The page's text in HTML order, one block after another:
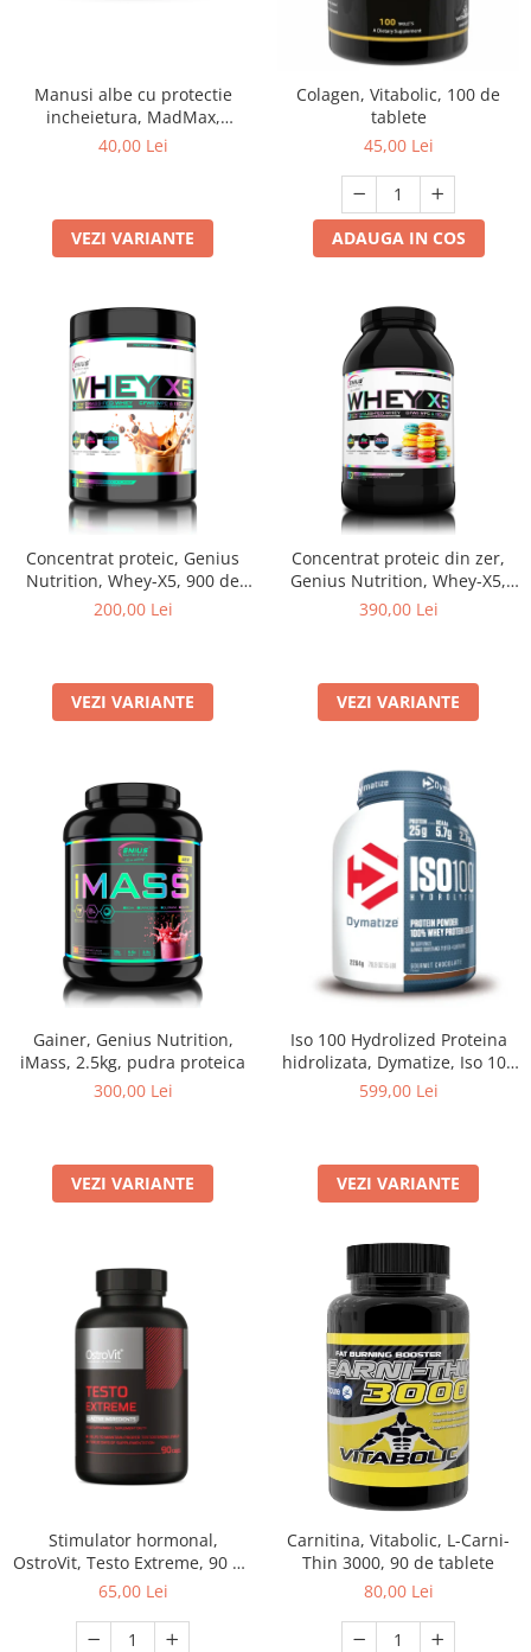
Manusi albe cu protectie
incheietura, MadMax,
Professional workout gloves,
40,00 Lei
VEZI VARIANTE
Colagen, Vitabolic, 100 de
tablete
45,00 Lei
ADAUGA IN COS
Concentrat proteic, Genius
Nutrition, Whey-X5, 900 de
grame, pudra proteica
200,00 Lei
VEZI VARIANTE
Concentrat proteic din zer,
Genius Nutrition, Whey-X5,
2kg, pudra proteica
390,00 Lei
VEZI VARIANTE
Gainer, Genius Nutrition,
iMass, 2.5kg, pudra proteica
300,00 Lei
VEZI VARIANTE
Iso 100 Hydrolized Proteina
hidrolizata, Dymatize, Iso 100
Hydrolized, 2.2kg, pudra
599,00 Lei
VEZI VARIANTE
Stimulator hormonal,
OstroVit, Testo Extreme, 90 de
capsule
65,00 Lei
Carnitina, Vitabolic, L-Carni-
Thin 3000, 90 de tablete
80,00 Lei